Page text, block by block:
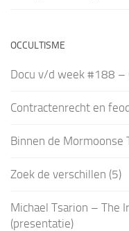
OCCULTISME
Docu v/d week #188 –
Contractenrecht en
Binnen de Mormoonse
Zoek de verschillen (5)
Michael Tsarion – The
(presentatie)